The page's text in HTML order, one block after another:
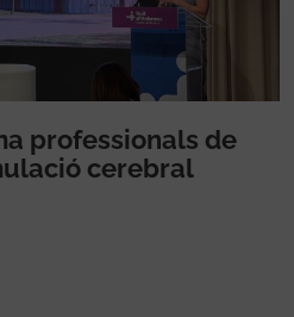
professionals de
cerebral